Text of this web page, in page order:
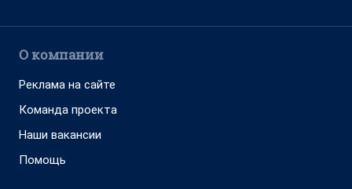
О компании
Реклама на сайте
Команда проекта
Наши вакансии
Помощь